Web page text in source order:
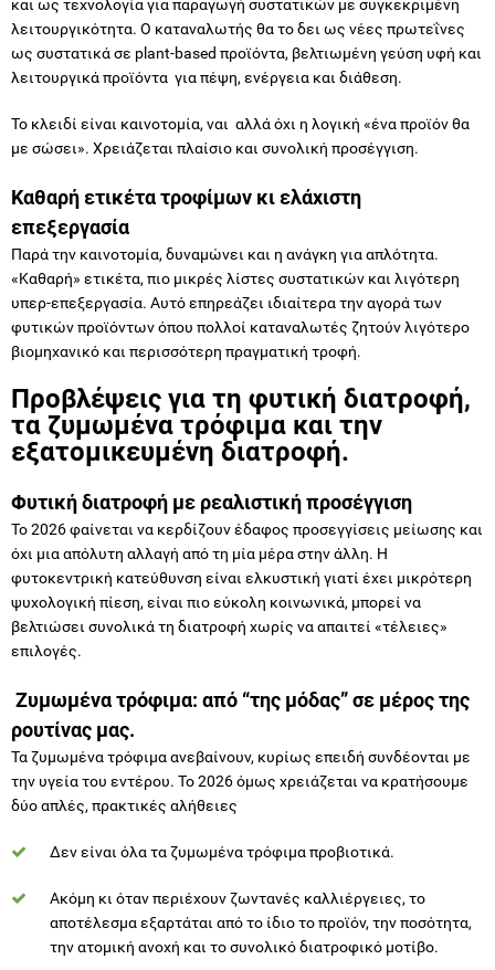
λειτουργικά προϊόντα για πέψη, ενέργεια και διάθεση.
Το κλειδί είναι καινοτομία, ναι αλλά όχι η λογική «ένα προϊόν θα
με σώσει». Χρειάζεται πλαίσιο και συνολική προσέγγιση.
Καθαρή ετικέτα τροφίμων κι ελάχιστη
επεξεργασία
Παρά την καινοτομία, δυναμώνει και η ανάγκη για απλότητα.
«Καθαρή» ετικέτα, πιο μικρές λίστες συστατικών και λιγότερη
υπερ-επεξεργασία. Αυτό επηρεάζει ιδιαίτερα την αγορά των
φυτικών προϊόντων όπου πολλοί καταναλωτές ζητούν λιγότερο
βιομηχανικό και περισσότερη πραγματική τροφή.
Προβλέψεις για τη φυτική διατροφή,
τα ζυμωμένα τρόφιμα και την
εξατομικευμένη διατροφή.
Φυτική διατροφή με ρεαλιστική προσέγγιση
Το 2026 φαίνεται να κερδίζουν έδαφος προσεγγίσεις μείωσης και
φυτοκεντρική κατεύθυνση είναι ελκυστική γιατί έχει μικρότερη
ψυχολογική πίεση, είναι πιο εύκολη κοινωνικά, μπορεί να
βελτιώσει συνολικά τη διατροφή χωρίς να απαιτεί «τέλειες»
επιλογές.
Ζυμωμένα τρόφιμα: από “της μόδας” σε μέρος της
ρουτίνας μας.
Τα ζυμωμένα τρόφιμα ανεβαίνουν, κυρίως επειδή συνδέονται με
την υγεία του εντέρου. Το 2026 όμως χρειάζεται να κρατήσουμε
δύο απλές, πρακτικές αλήθειες
Δεν είναι όλα τα ζυμωμένα τρόφιμα προβιοτικά.
αποτέλεσμα εξαρτάται από το ίδιο το προϊόν, την ποσότητα,
Για τον γενικό πληθυσμό, πιο χρήσιμο είναι ένα ήπιο και σταθερό